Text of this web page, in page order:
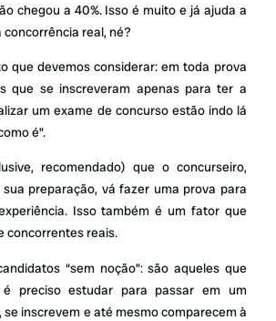
chegou a 40%. Isso é muito e já ajuda a
real, né?
que devemos considerar: em toda prova
que se inscreveram apenas para ter a
um exame de concurso estão indo lá
é”.
recomendado) que o concurseiro,
preparação, vá fazer uma prova para
Isso também é um fator que
concorrentes reais.
“sem noção”: são aqueles que
preciso estudar para passar em um
se inscrevem e até mesmo comparecem à